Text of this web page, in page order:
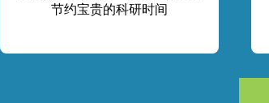
节约宝贵的科研时间